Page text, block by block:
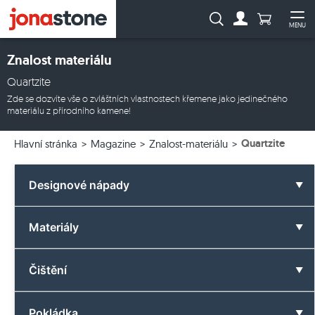
MENU
Vyhledávání:Počet
Znalost materiálu
Quartzite
Zde se dozvíte vše o zvláštních vlastnostech křemene jako jedinečného
materiálu z přírodního kamene!
Hlavní stránka Magazine Znalost-materiálu Quartzite
Designové nápady
Všechny designové nápady
Koupelna
Materiály
Všechny materiály
Čedič
Čištění
Vše o čištění